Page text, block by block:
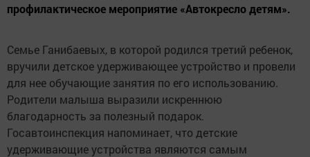
профилактическое мероприятие «Автокресло детям».
Семье Ганибаевых, в которой родился третий ребенок,
вручили детское удерживающее устройство и провели
для нее обучающие занятия по его использованию.
Родители малыша выразили искреннюю
благодарность за полезный подарок.
Госавтоинспекция напоминает, что детские
удерживающие устройства являются самым